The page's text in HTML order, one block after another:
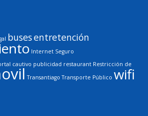
busesentretención
Internet Seguro
cautivo publicidad restaurant Restricción de
Transantiago Transporte Público wifi